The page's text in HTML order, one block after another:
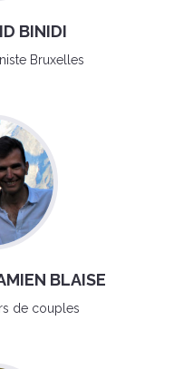
BINIDI
Bruxelles
BLAISE
de couples